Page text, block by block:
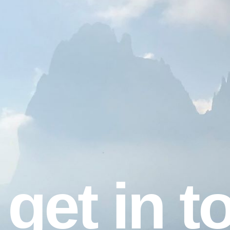
get in